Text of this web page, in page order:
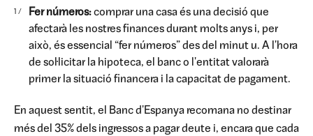
Fer números:comprar una casa és una decisió que
afectarà les nostres finances durant molts anys i, per
això, és essencial “fer números” des del minut u. A l'hora
de sol·licitar la hipoteca, el banc o l'entitat valorarà
primer la situació financera i la capacitat de pagament.
En aquest sentit, el Banc d'Espanya recomana no destinar
més del 35% dels ingressos a pagar deute i, encara que cada